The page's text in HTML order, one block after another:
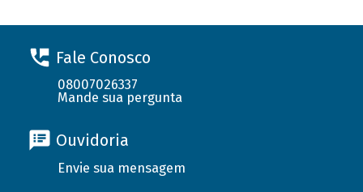
Fale Conosco
08007026337
Mande sua pergunta
Ouvidoria
Envie sua mensagem